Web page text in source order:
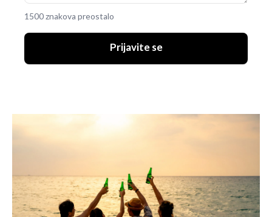
1500 znakova preostalo
Prijavite se